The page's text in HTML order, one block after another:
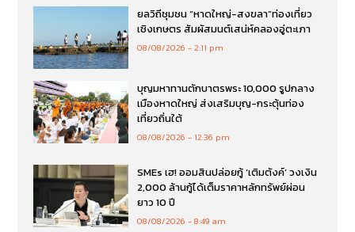
ยลวิถีชุมชน “หาดใหญ่-สงขลา”ท่องเที่ยว
เชิงเกษตร สัมผัสมนต์เสน่ห์คลองอู่ตะเภา
08/08/2026 2:11 pm
บุญมหาทานตักบาตรพระ 10,000 รูปกลาง
เมืองหาดใหญ่ ส่งเสริมบุญ-กระตุ้นท่อง
เที่ยวถิ่นใต้
08/08/2026 12:36 pm
SMEs เฮ! ออมสินปล่อยกู้ ‘เติมตังค์’ วงเงิน
2,000 ล้านกู้ได้เต็มราคาหลักทรัพย์ผ่อน
ยาว 10 ปี
08/08/2026 8:49 am